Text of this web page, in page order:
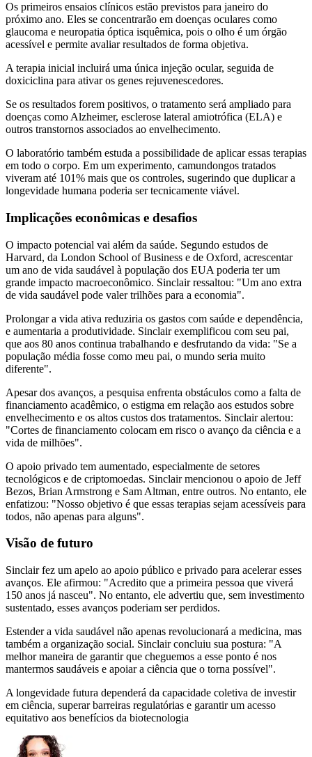
Os primeiros ensaios clínicos estão previstos para janeiro do
próximo ano. Eles se concentrarão em doenças oculares como
glaucoma e neuropatia óptica isquêmica, pois o olho é um órgão
acessível e permite avaliar resultados de forma objetiva.
A terapia inicial incluirá uma única injeção ocular, seguida de
doxiciclina para ativar os genes rejuvenescedores.
Se os resultados forem positivos, o tratamento será ampliado para
doenças como Alzheimer, esclerose lateral amiotrófica (ELA) e
outros transtornos associados ao envelhecimento.
O laboratório também estuda a possibilidade de aplicar essas terapias
em todo o corpo. Em um experimento, camundongos tratados
viveram até 101% mais que os controles, sugerindo que duplicar a
longevidade humana poderia ser tecnicamente viável.
Implicações econômicas e desafios
O impacto potencial vai além da saúde. Segundo estudos de
Harvard, da London School of Business e de Oxford, acrescentar
um ano de vida saudável à população dos EUA poderia ter um
grande impacto macroeconômico. Sinclair ressaltou: "Um ano extra
de vida saudável pode valer trilhões para a economia".
Prolongar a vida ativa reduziria os gastos com saúde e dependência,
e aumentaria a produtividade. Sinclair exemplificou com seu pai,
que aos 80 anos continua trabalhando e desfrutando da vida: "Se a
população média fosse como meu pai, o mundo seria muito
diferente".
Apesar dos avanços, a pesquisa enfrenta obstáculos como a falta de
financiamento acadêmico, o estigma em relação aos estudos sobre
envelhecimento e os altos custos dos tratamentos. Sinclair alertou:
"Cortes de financiamento colocam em risco o avanço da ciência e a
vida de milhões".
O apoio privado tem aumentado, especialmente de setores
tecnológicos e de criptomoedas. Sinclair mencionou o apoio de Jeff
Bezos, Brian Armstrong e Sam Altman, entre outros. No entanto, ele
enfatizou: "Nosso objetivo é que essas terapias sejam acessíveis para
todos, não apenas para alguns".
Visão de futuro
Sinclair fez um apelo ao apoio público e privado para acelerar esses
avanços. Ele afirmou: "Acredito que a primeira pessoa que viverá
150 anos já nasceu". No entanto, ele advertiu que, sem investimento
sustentado, esses avanços poderiam ser perdidos.
Estender a vida saudável não apenas revolucionará a medicina, mas
também a organização social. Sinclair concluiu sua postura: "A
melhor maneira de garantir que cheguemos a esse ponto é nos
mantermos saudáveis e apoiar a ciência que o torna possível".
A longevidade futura dependerá da capacidade coletiva de investir
em ciência, superar barreiras regulatórias e garantir um acesso
equitativo aos benefícios da biotecnologia